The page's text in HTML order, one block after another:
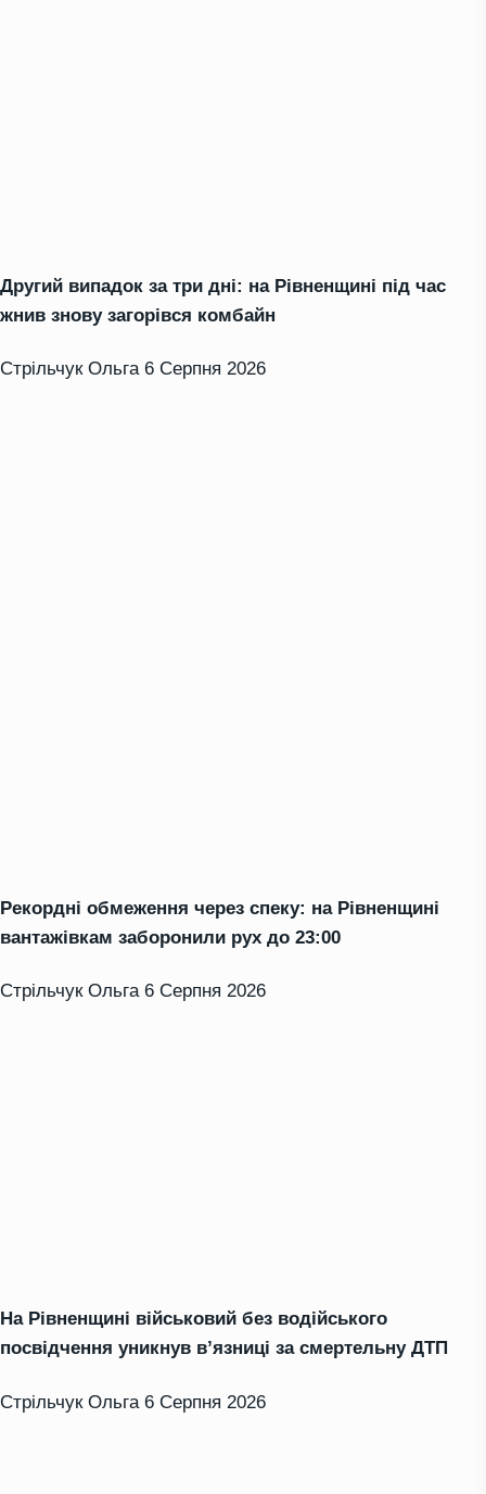
Другий випадок за три дні: на Рівненщині під час
жнив знову загорівся комбайн
Стрільчук Ольга 6 Серпня 2026
Рекордні обмеження через спеку: на Рівненщині
вантажівкам заборонили рух до 23:00
Стрільчук Ольга 6 Серпня 2026
На Рівненщині військовий без водійського
посвідчення уникнув в’язниці за смертельну ДТП
Стрільчук Ольга 6 Серпня 2026